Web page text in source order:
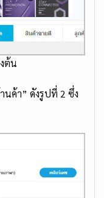
ต้น
า” ดังรูปที่ 2 ซึ่ง